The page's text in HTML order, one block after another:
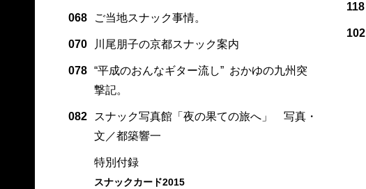
068 ご当地スナック事情。
070 川尾朋子の京都スナック案内
078
“平成のおんなギター流し” おかゆの九州突
撃記。
082
スナック写真館「夜の果ての旅へ」 写真・
文／都築響一
特別付録
スナックカード2015
118
102